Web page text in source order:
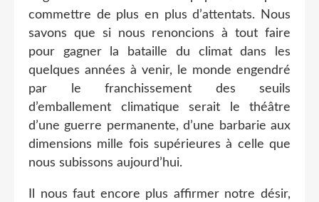
commettre de plus en plus d’attentats. Nous
savons que si nous renoncions à tout faire
pour gagner la bataille du climat dans les
quelques années à venir, le monde engendré
par le franchissement des seuils
d’emballement climatique serait le théâtre
d’une guerre permanente, d’une barbarie aux
dimensions mille fois supérieures à celle que
nous subissons aujourd’hui.
Il nous faut encore plus affirmer notre désir,